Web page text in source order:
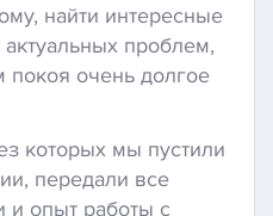
найти интересные
проблем,
покоя очень долгое
которых мы пустили
передали все
и опыт работы с